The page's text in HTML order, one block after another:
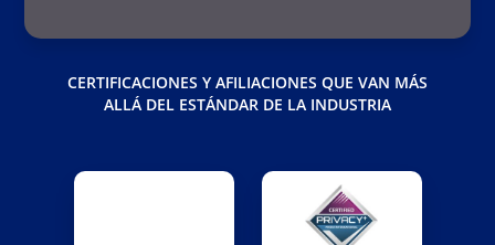
CERTIFICACIONES Y AFILIACIONES QUE VAN MÁS
ALLÁ DEL ESTÁNDAR DE LA INDUSTRIA